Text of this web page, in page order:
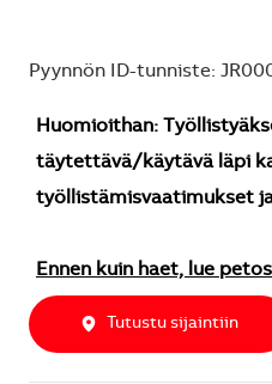
Pyynnön ID-tunniste:
Huomioithan:
täytettävä/käytävä läpi
työllistämisvaatimukset
Ennen kuin haet, lue
Tutustu sijaintiin